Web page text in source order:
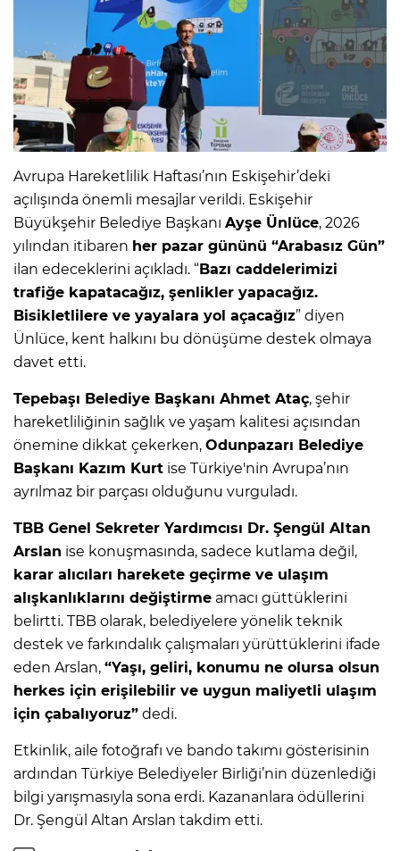
Avrupa Hareketlilik Haftası’nın Eskişehir’deki
açılışında önemli mesajlar verildi. Eskişehir
Büyükşehir Belediye Başkanı Ayşe Ünlüce, 2026
yılından itibaren her pazar gününü “Arabasız Gün”
ilan edeceklerini açıkladı. “Bazı caddelerimizi
trafiğe kapatacağız, şenlikler yapacağız.
Bisikletlilere ve yayalara yol açacağız” diyen
Ünlüce, kent halkını bu dönüşüme destek olmaya
davet etti.
Tepebaşı Belediye Başkanı Ahmet Ataç, şehir
hareketliliğinin sağlık ve yaşam kalitesi açısından
önemine dikkat çekerken, Odunpazarı Belediye
Başkanı Kazım Kurt ise Türkiye'nin Avrupa’nın
ayrılmaz bir parçası olduğunu vurguladı.
TBB Genel Sekreter Yardımcısı Dr. Şengül Altan
Arslan ise konuşmasında, sadece kutlama değil,
karar alıcıları harekete geçirme ve ulaşım
alışkanlıklarını değiştirme amacı güttüklerini
belirtti. TBB olarak, belediyelere yönelik teknik
destek ve farkındalık çalışmaları yürüttüklerini ifade
eden Arslan, “Yaşı, geliri, konumu ne olursa olsun
herkes için erişilebilir ve uygun maliyetli ulaşım
için çabalıyoruz” dedi.
Etkinlik, aile fotoğrafı ve bando takımı gösterisinin
ardından Türkiye Belediyeler Birliği’nin düzenlediği
bilgi yarışmasıyla sona erdi. Kazananlara ödüllerini
Dr. Şengül Altan Arslan takdim etti.